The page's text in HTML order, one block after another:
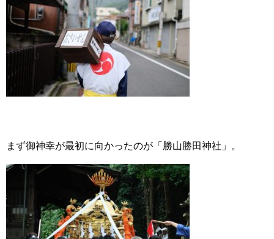
まず御神幸が最初に向かったのが「勝山勝田神社」。